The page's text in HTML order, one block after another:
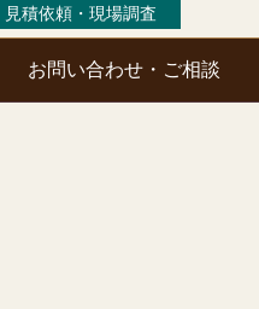
見積依頼・現場調査
お問い合わせ・ご相談